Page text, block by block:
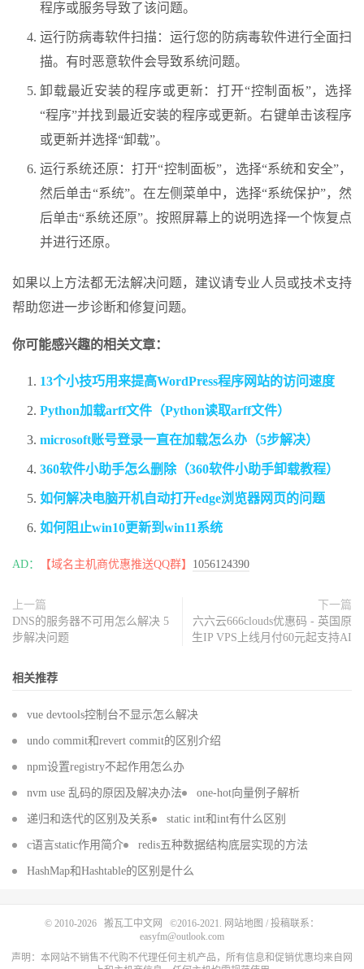
程序或服务导致了该问题。
运行防病毒软件扫描：运行您的防病毒软件进行全面扫
描。有时恶意软件会导致系统问题。
卸载最近安装的程序或更新：打开“控制面板”，选择
“程序”并找到最近安装的程序或更新。右键单击该程序
或更新并选择“卸载”。
运行系统还原：打开“控制面板”，选择“系统和安全”，
然后单击“系统”。在左侧菜单中，选择“系统保护”，然
后单击“系统还原”。按照屏幕上的说明选择一个恢复点
并进行还原。
如果以上方法都无法解决问题，建议请专业人员或技术支持
帮助您进一步诊断和修复问题。
你可能感兴趣的相关文章：
13个小技巧用来提高WordPress程序网站的访问速度
Python加载arff文件（Python读取arff文件）
microsoft账号登录一直在加载怎么办（5步解决）
360软件小助手怎么删除（360软件小助手卸载教程）
如何解决电脑开机自动打开edge浏览器网页的问题
如何阻止win10更新到win11系统
AD： 【域名主机商优惠推送QQ群】 1056124390
上一篇
DNS的服务器不可用怎么解决 5
步解决问题
下一篇
六六云666clouds优惠码 - 英国原
生IP VPS上线月付60元起支持AI
相关推荐
vue devtools控制台不显示怎么解决
undo commit和revert commit的区别介绍
npm设置registry不起作用怎么办
nvm use 乱码的原因及解决办法 one-hot向量例子解析
递归和迭代的区别及关系 static int和int有什么区别
c语言static作用简介 redis五种数据结构底层实现的方法
HashMap和Hashtable的区别是什么
© 2010-2026 搬瓦工中文网 ©2016-2021. 网站地图 / 投稿联系：
easyfm@outlook.com
声明：本网站不销售不代购不代理任何主机产品，所有信息和促销优惠均来自网